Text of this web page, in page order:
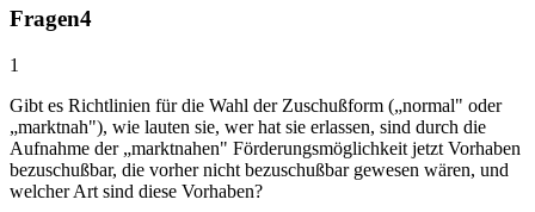
Fragen4
1
Gibt es Richtlinien für die Wahl der Zuschußform („normal" oder
„marktnah"), wie lauten sie, wer hat sie erlassen, sind durch die
Aufnahme der „marktnahen" Förderungsmöglichkeit jetzt Vorhaben
bezuschußbar, die vorher nicht bezuschußbar gewesen wären, und
welcher Art sind diese Vorhaben?